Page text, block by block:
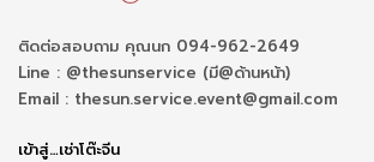
ติดต่อสอบถาม คุณนก 094-962-2649
Line : @thesunservice (มี@ด้านหน้า)
Email : thesun.service.event@gmail.com
เข้าสู่…เช่าโต๊ะจีน